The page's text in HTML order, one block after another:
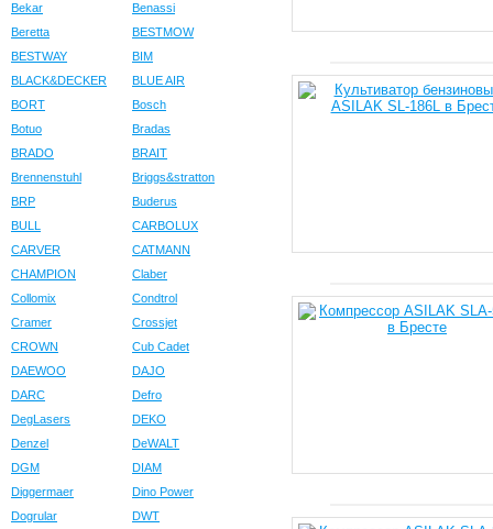
Bekar
Benassi
Beretta
BESTMOW
BESTWAY
BIM
BLACK&DECKER
BLUE AIR
BORT
Bosch
Botuo
Bradas
BRADO
BRAIT
Brennenstuhl
Briggs&stratton
BRP
Buderus
BULL
CARBOLUX
CARVER
CATMANN
CHAMPION
Claber
Collomix
Condtrol
Cramer
Crossjet
CROWN
Cub Cadet
DAEWOO
DAJO
DARC
Defro
DegLasers
DEKO
Denzel
DeWALT
DGM
DIAM
Diggermaer
Dino Power
Dogrular
DWT